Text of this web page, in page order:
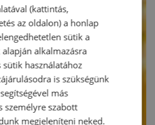
(kattintás,
az oldalon) a honlap
sütik a
alkalmazásra
sütik használatához
is szükségünk
más
személyre szabott
megjeleníteni neked.